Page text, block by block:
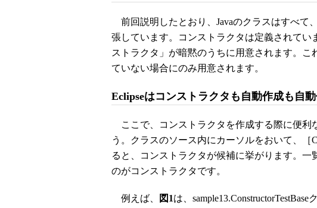
前回説明したとおり、Javaのクラスはすべて
張しています。コンストラクタは定義されて
ストラクタ」が暗黙のうちに用意されます。
ていない場合にのみ用意されます。
Eclipseはコンストラクタも自動作成も自
ここで、コンストラクタを作成する際に便利
う。クラスのソース内にカーソルをおいて、［
ると、コンストラクタが候補に挙がります。
のがコンストラクタです。
例えば、 図1は、